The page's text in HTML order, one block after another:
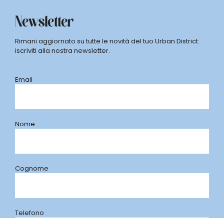
Newsletter
Rimani aggiornato su tutte le novità del tuo Urban District:
iscriviti alla nostra newsletter.
Email
Nome
Cognome
Telefono